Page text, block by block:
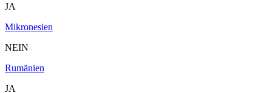
JA
Mikronesien
NEIN
Rumänien
JA